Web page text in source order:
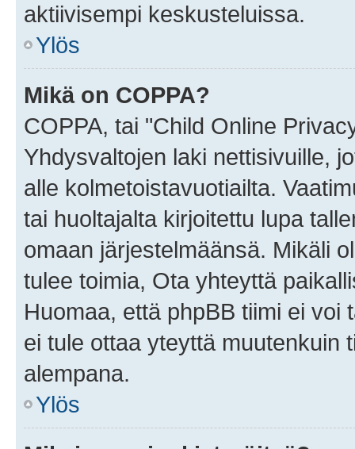
aktiivisempi keskusteluissa.
Ylös
Mikä on COPPA?
COPPA, tai "Child Online
Yhdysvaltojen laki nettisivuille,
alle kolmetoistavuotiailta.
tai huoltajalta kirjoitettu lupa
omaan järjestelmäänsä. Mikäli
tulee toimia, Ota yhteyttä
Huomaa, että phpBB tiimi ei
ei tule ottaa yteyttä muutenkuin
alempana.
Ylös